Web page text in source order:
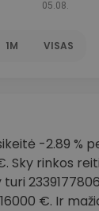
1M VISAS
-2.89 %
Sky rinkos
€. Ir